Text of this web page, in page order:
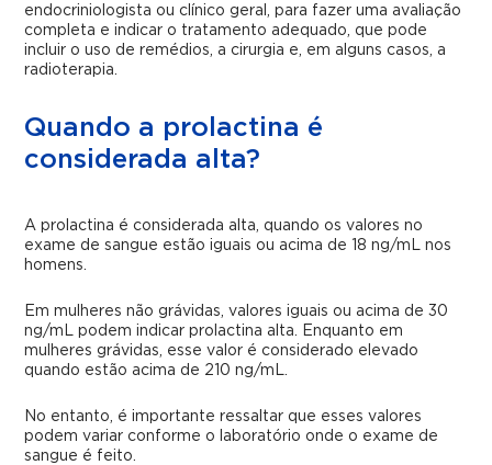
endocriniologista ou clínico geral, para fazer uma avaliação
completa e indicar o tratamento adequado, que pode
incluir o uso de remédios, a cirurgia e, em alguns casos, a
radioterapia.
Quando a prolactina é
considerada alta?
A prolactina é considerada alta, quando os valores no
exame de sangue estão iguais ou acima de 18 ng/mL nos
homens.
Em mulheres não grávidas, valores iguais ou acima de 30
ng/mL podem indicar prolactina alta. Enquanto em
mulheres grávidas, esse valor é considerado elevado
quando estão acima de 210 ng/mL.
No entanto, é importante ressaltar que esses valores
podem variar conforme o laboratório onde o exame de
sangue é feito.